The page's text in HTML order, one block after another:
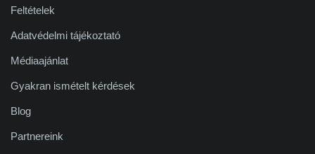
Feltételek
Adatvédelmi tájékoztató
Médiaajánlat
Gyakran ismételt kérdések
Blog
Partnereink